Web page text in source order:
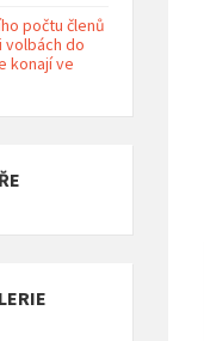
počtu členů
do
konají ve